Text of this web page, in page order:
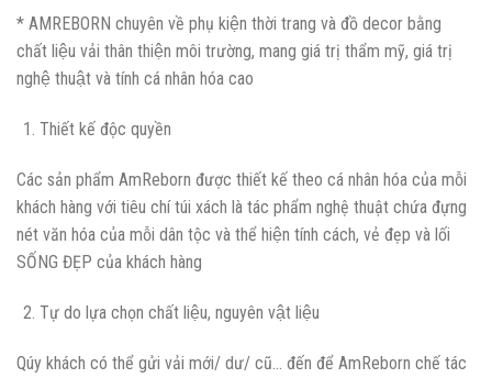
* AMREBORN chuyên về phụ kiện thời trang và đồ decor bằng
chất liệu vải thân thiện môi trường, mang giá trị thẩm mỹ, giá trị
nghệ thuật và tính cá nhân hóa cao
Thiết kế độc quyền
Các sản phẩm AmReborn được thiết kế theo cá nhân hóa của mỗi
khách hàng với tiêu chí túi xách là tác phẩm nghệ thuật chứa đựng
nét văn hóa của mỗi dân tộc và thể hiện tính cách, vẻ đẹp và lối
SỐNG ĐẸP của khách hàng
Tự do lựa chọn chất liệu, nguyên vật liệu
Qúy khách có thể gửi vải mới/ dư/ cũ… đến để AmReborn chế tác